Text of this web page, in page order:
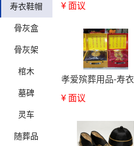
寿衣鞋帽
骨灰盒
骨灰架
棺木
墓碑
灵车
随葬品
¥ 面议
孝爱殡葬用品-寿衣
¥ 面议